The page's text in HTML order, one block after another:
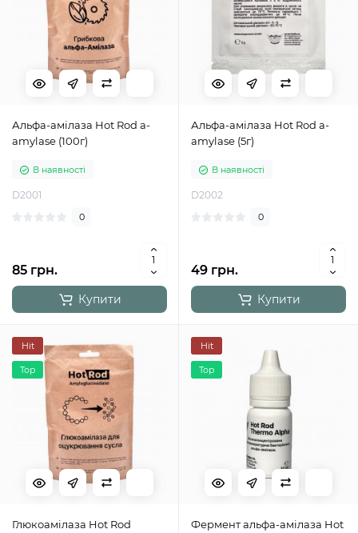
Альфа-амілаза Hot Rod a-
amylase (100г)
В наявності
D2001
0
85 грн.
Купити
Альфа-амілаза Hot Rod a-
amylase (5г)
В наявності
D2002
0
49 грн.
Купити
Hit
Top
Глюкоамілаза Hot Rod
Hit
Top
Фермент альфа-амілаза Hot